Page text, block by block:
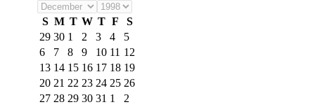
S M T W T F
S
29 30 1 2 3 4
5
6
7 8 9 10 11 12
13 14 15 16 17 18 19
20 21 22 23 24 25 26
27 28 29 30 31 1 2